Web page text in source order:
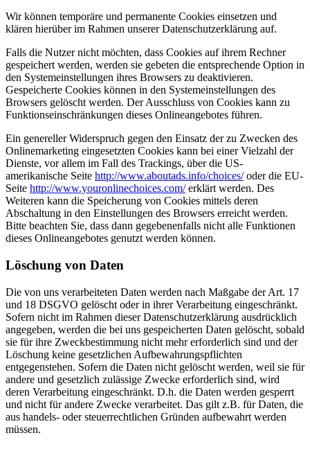
Wir können temporäre und permanente Cookies einsetzen und
klären hierüber im Rahmen unserer Datenschutzerklärung auf.
Falls die Nutzer nicht möchten, dass Cookies auf ihrem Rechner
gespeichert werden, werden sie gebeten die entsprechende Option in
den Systemeinstellungen ihres Browsers zu deaktivieren.
Gespeicherte Cookies können in den Systemeinstellungen des
Browsers gelöscht werden. Der Ausschluss von Cookies kann zu
Funktionseinschränkungen dieses Onlineangebotes führen.
Ein genereller Widerspruch gegen den Einsatz der zu Zwecken des
Onlinemarketing eingesetzten Cookies kann bei einer Vielzahl der
Dienste, vor allem im Fall des Trackings, über die US-
amerikanische Seite http://www.aboutads.info/choices/oder die EU-
Seite http://www.youronlinechoices.com/erklärt werden. Des
Weiteren kann die Speicherung von Cookies mittels deren
Abschaltung in den Einstellungen des Browsers erreicht werden.
Bitte beachten Sie, dass dann gegebenenfalls nicht alle Funktionen
dieses Onlineangebotes genutzt werden können.
Löschung von Daten
Die von uns verarbeiteten Daten werden nach Maßgabe der Art. 17
und 18 DSGVO gelöscht oder in ihrer Verarbeitung eingeschränkt.
Sofern nicht im Rahmen dieser Datenschutzerklärung ausdrücklich
angegeben, werden die bei uns gespeicherten Daten gelöscht, sobald
sie für ihre Zweckbestimmung nicht mehr erforderlich sind und der
Löschung keine gesetzlichen Aufbewahrungspflichten
entgegenstehen. Sofern die Daten nicht gelöscht werden, weil sie für
andere und gesetzlich zulässige Zwecke erforderlich sind, wird
deren Verarbeitung eingeschränkt. D.h. die Daten werden gesperrt
und nicht für andere Zwecke verarbeitet. Das gilt z.B. für Daten, die
aus handels- oder steuerrechtlichen Gründen aufbewahrt werden
müssen.